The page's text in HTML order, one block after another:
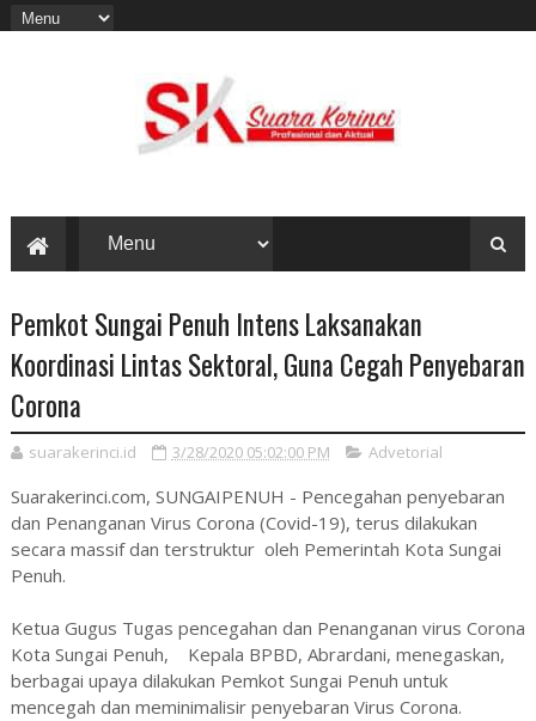
Pemkot Sungai Penuh Intens Laksanakan
Koordinasi Lintas Sektoral, Guna Cegah Penyebaran
Corona
suarakerinci.id 3/28/2020 05:02:00 PM Advetorial
Suarakerinci.com, SUNGAIPENUH - Pencegahan penyebaran
dan Penanganan Virus Corona (Covid-19), terus dilakukan
secara massif dan terstruktur oleh Pemerintah Kota Sungai
Penuh.
Ketua Gugus Tugas pencegahan dan Penanganan virus Corona
Kota Sungai Penuh, Kepala BPBD, Abrardani, menegaskan,
berbagai upaya dilakukan Pemkot Sungai Penuh untuk
mencegah dan meminimalisir penyebaran Virus Corona.